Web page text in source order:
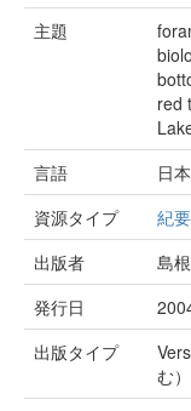
主題
red
言語
日
資源タイプ
紀
出版者
島
発行日
出版タイプ
む）